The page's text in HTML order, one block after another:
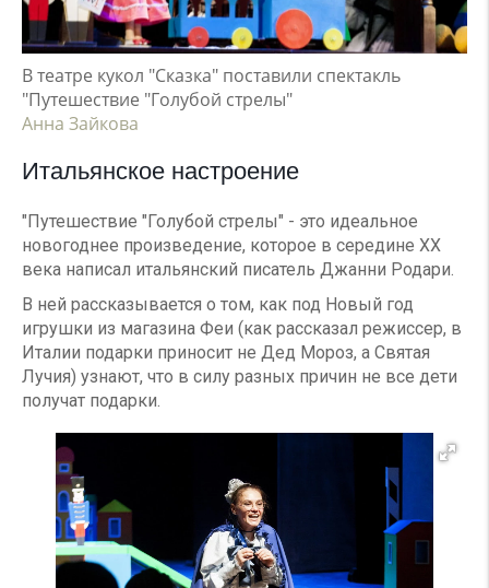
В театре кукол "Сказка" поставили спектакль
"Путешествие "Голубой стрелы"
Анна Зайкова
Итальянское настроение
"Путешествие "Голубой стрелы" - это идеальное
новогоднее произведение, которое в середине XX
века написал итальянский писатель Джанни Родари.
В ней рассказывается о том, как под Новый год
игрушки из магазина Феи (как рассказал режиссер, в
Италии подарки приносит не Дед Мороз, а Святая
Лучия) узнают, что в силу разных причин не все дети
получат подарки.